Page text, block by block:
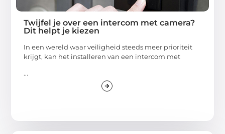
Twijfel je over een intercom met camera?
Dit helpt je kiezen
In een wereld waar veiligheid steeds meer prioriteit
krijgt, kan het installeren van een intercom met
...